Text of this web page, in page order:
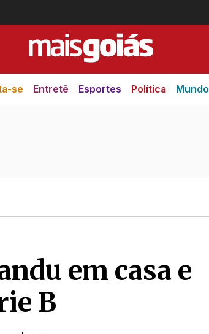
se Entretê Esportes Política Mundo
em casa e
B